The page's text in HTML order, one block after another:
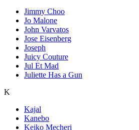
Jimmy Choo
Jo Malone
John Varvatos
Jose Eisenberg
Joseph
Juicy Couture
Jul Et Mad
Juliette Has a Gun
K
Kajal
Kanebo
Keiko Mecheri